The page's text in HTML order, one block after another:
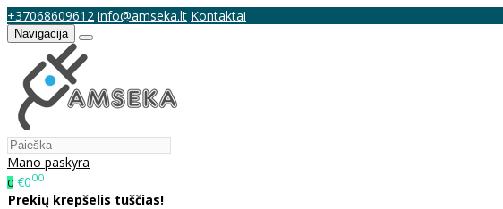
+37068609612 info@amseka.lt Kontaktai
Navigacija
Mano paskyra
0 €000
Prekių krepšelis tuščias!